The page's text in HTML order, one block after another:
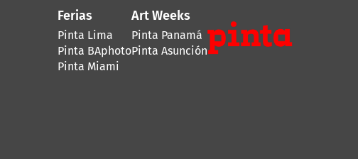
Ferias
Pinta Lima
Pinta BAphoto
Pinta Miami
Art Weeks
Pinta Panamá
Pinta Asunción